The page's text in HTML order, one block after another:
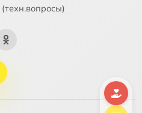
(техн.вопросы)